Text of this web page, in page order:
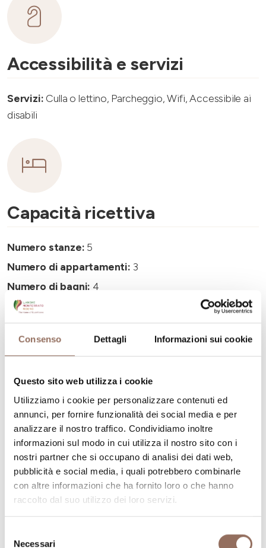
Consenso Dettagli Informazioni sui cookie
Questo sito web utilizza i cookie
Utilizziamo i cookie per personalizzare contenuti ed
annunci, per fornire funzionalità dei social media e per
analizzare il nostro traffico. Condividiamo inoltre
informazioni sul modo in cui utilizza il nostro sito con i
nostri partner che si occupano di analisi dei dati web,
pubblicità e social media, i quali potrebbero combinarle
con altre informazioni che ha fornito loro o che hanno
raccolto dal suo utilizzo dei loro servizi.
Necessari
Accessibilità e servizi
Servizi: Culla o lettino, Parcheggio, Wifi, Accessibile ai
disabili
Capacità ricettiva
Numero stanze: 5
Numero di appartamenti: 3
Numero di bagni: 4
Numero letti:
La tua vacanza
Pianifica dove dormire, dove mangiare, cosa fare e
visitare in ogni angolo di Langhe Monferrato Roero, con
un occhio al meteo in tempo reale